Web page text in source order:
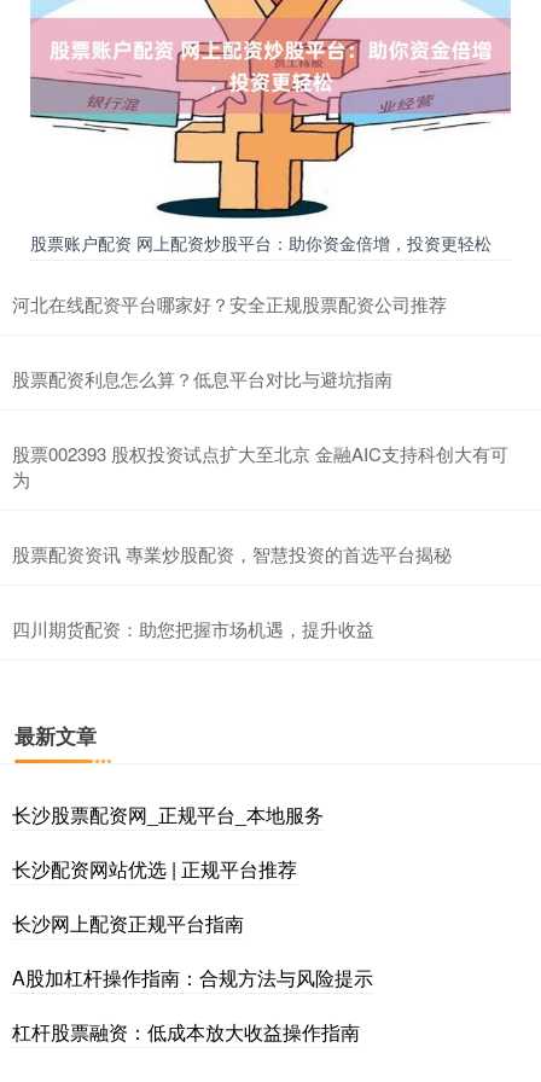
股票账户配资 网上配资炒股平台：助你资金倍增，投资更轻松
河北在线配资平台哪家好？安全正规股票配资公司推荐
股票配资利息怎么算？低息平台对比与避坑指南
股票002393 股权投资试点扩大至北京 金融AIC支持科创大有可
为
股票配资资讯 專業炒股配资，智慧投资的首选平台揭秘
四川期货配资：助您把握市场机遇，提升收益
最新文章
长沙股票配资网_正规平台_本地服务
长沙配资网站优选 | 正规平台推荐
长沙网上配资正规平台指南
A股加杠杆操作指南：合规方法与风险提示
杠杆股票融资：低成本放大收益操作指南